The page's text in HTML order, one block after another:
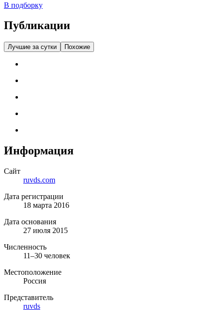
В подборку
Публикации
Лучшие за сутки Похожие
Информация
Сайт
ruvds.com
Дата регистрации
18 марта 2016
Дата основания
27 июля 2015
Численность
11–30 человек
Местоположение
Россия
Представитель
ruvds